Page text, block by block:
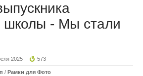
школы - Мы стали
2025 573
/ Рамки для Фото